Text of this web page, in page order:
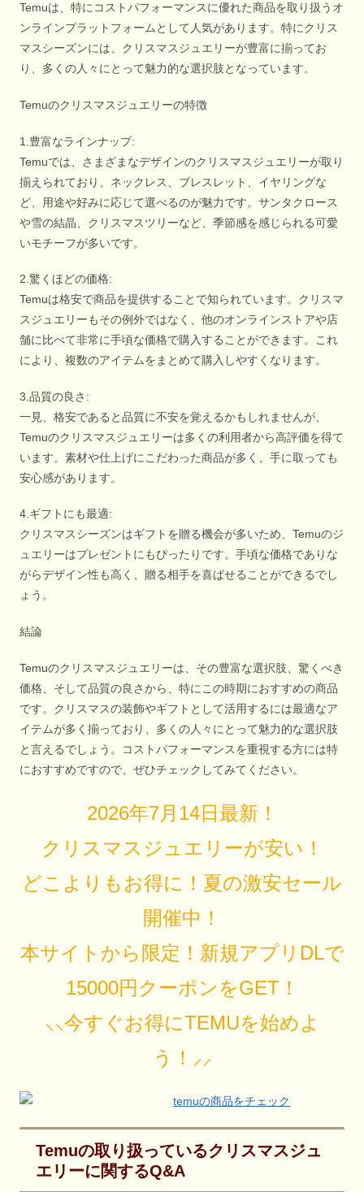
Temuは、特にコストパフォーマンスに優れた商品を取り扱うオ
ンラインプラットフォームとして人気があります。特にクリス
マスシーズンには、クリスマスジュエリーが豊富に揃ってお
り、多くの人々にとって魅力的な選択肢となっています。
Temuのクリスマスジュエリーの特徴
1.豊富なラインナップ:
Temuでは、さまざまなデザインのクリスマスジュエリーが取り
揃えられており、ネックレス、ブレスレット、イヤリングな
ど、用途や好みに応じて選べるのが魅力です。サンタクロース
や雪の結晶、クリスマスツリーなど、季節感を感じられる可愛
いモチーフが多いです。
2.驚くほどの価格:
Temuは格安で商品を提供することで知られています。クリスマ
スジュエリーもその例外ではなく、他のオンラインストアや店
舗に比べて非常に手頃な価格で購入することができます。これ
により、複数のアイテムをまとめて購入しやすくなります。
3.品質の良さ:
一見、格安であると品質に不安を覚えるかもしれませんが、
Temuのクリスマスジュエリーは多くの利用者から高評価を得て
います。素材や仕上げにこだわった商品が多く、手に取っても
安心感があります。
4.ギフトにも最適:
クリスマスシーズンはギフトを贈る機会が多いため、Temuのジ
ュエリーはプレゼントにもぴったりです。手頃な価格でありな
がらデザイン性も高く、贈る相手を喜ばせることができるでし
ょう。
結論
Temuのクリスマスジュエリーは、その豊富な選択肢、驚くべき
価格、そして品質の良さから、特にこの時期におすすめの商品
です。クリスマスの装飾やギフトとして活用するには最適なア
イテムが多く揃っており、多くの人々にとって魅力的な選択肢
と言えるでしょう。コストパフォーマンスを重視する方には特
におすすめですので、ぜひチェックしてみてください。
2026年7月14日最新！
クリスマスジュエリーが安い！
どこよりもお得に！夏の激安セール
開催中！
本サイトから限定！新規アプリDLで
15000円クーポンをGET！
⸜⸜今すぐお得にTEMUを始めよ
う！⸝⸝
Temuの取り扱っているクリスマスジュ
エリーに関するQ&A